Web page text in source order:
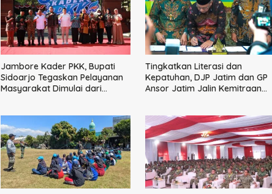
Jambore Kader PKK, Bupati
Sidoarjo Tegaskan Pelayanan
Masyarakat Dimulai dari
Tingkatkan Literasi dan
Kepatuhan, DJP Jatim dan GP
Ansor Jatim Jalin Kemitraan